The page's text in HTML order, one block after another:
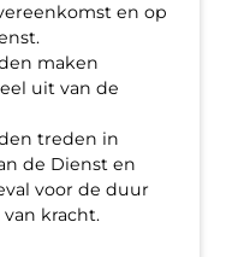
en op
maken
uit van de
treden in
de Dienst en
voor de duur
kracht.